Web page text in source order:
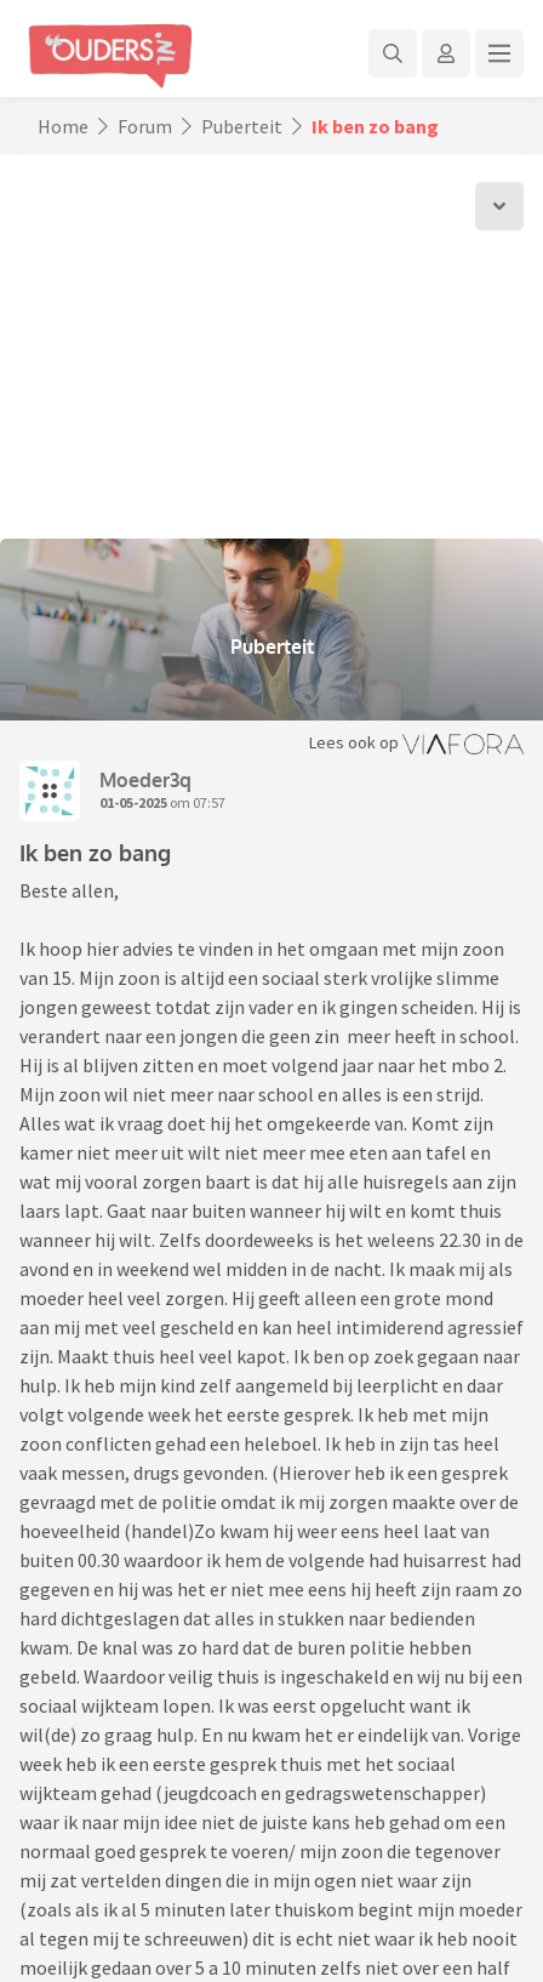
Home Forum Puberteit Ik ben zo bang
Puberteit
Lees ook op
Moeder3q
01-05-2025 om 07:57
Ik ben zo bang
Beste allen,
Ik hoop hier advies te vinden in het omgaan met mijn zoon
van 15. Mijn zoon is altijd een sociaal sterk vrolijke slimme
jongen geweest totdat zijn vader en ik gingen scheiden. Hij is
verandert naar een jongen die geen zin meer heeft in school.
Hij is al blijven zitten en moet volgend jaar naar het mbo 2.
Mijn zoon wil niet meer naar school en alles is een strijd.
Alles wat ik vraag doet hij het omgekeerde van. Komt zijn
kamer niet meer uit wilt niet meer mee eten aan tafel en
wat mij vooral zorgen baart is dat hij alle huisregels aan zijn
laars lapt. Gaat naar buiten wanneer hij wilt en komt thuis
wanneer hij wilt. Zelfs doordeweeks is het weleens 22.30 in de
avond en in weekend wel midden in de nacht. Ik maak mij als
moeder heel veel zorgen. Hij geeft alleen een grote mond
aan mij met veel gescheld en kan heel intimiderend agressief
zijn. Maakt thuis heel veel kapot. Ik ben op zoek gegaan naar
hulp. Ik heb mijn kind zelf aangemeld bij leerplicht en daar
volgt volgende week het eerste gesprek. Ik heb met mijn
zoon conflicten gehad een heleboel. Ik heb in zijn tas heel
vaak messen, drugs gevonden. (Hierover heb ik een gesprek
gevraagd met de politie omdat ik mij zorgen maakte over de
hoeveelheid (handel)Zo kwam hij weer eens heel laat van
buiten 00.30 waardoor ik hem de volgende had huisarrest had
gegeven en hij was het er niet mee eens hij heeft zijn raam zo
hard dichtgeslagen dat alles in stukken naar bedienden
kwam. De knal was zo hard dat de buren politie hebben
gebeld. Waardoor veilig thuis is ingeschakeld en wij nu bij een
sociaal wijkteam lopen. Ik was eerst opgelucht want ik
wil(de) zo graag hulp. En nu kwam het er eindelijk van. Vorige
week heb ik een eerste gesprek thuis met het sociaal
wijkteam gehad (jeugdcoach en gedragswetenschapper)
waar ik naar mijn idee niet de juiste kans heb gehad om een
normaal goed gesprek te voeren/ mijn zoon die tegenover
mij zat vertelden dingen die in mijn ogen niet waar zijn
(zoals als ik al 5 minuten later thuiskom begint mijn moeder
al tegen mij te schreeuwen) dit is echt niet waar ik heb nooit
moeilijk gedaan over 5 a 10 minuten zelfs niet over een half